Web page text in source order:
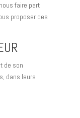
faire part
proposer des
de son
dans leurs